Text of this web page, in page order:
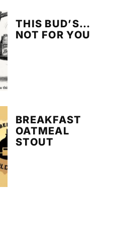
THIS BUD’S…
NOT FOR YOU
BREAKFAST
OATMEAL
STOUT